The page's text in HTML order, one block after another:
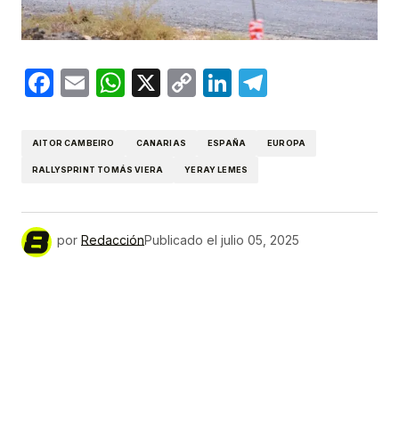
Facebook
EmailWhatsApp
X
CopyLinkedIn
AITOR CAMBEIRO CANARIAS ESPAÑA EUROPA
RALLYSPRINT TOMÁS VIERA YERAY LEMES
por RedacciónPublicado el julio 05, 2025